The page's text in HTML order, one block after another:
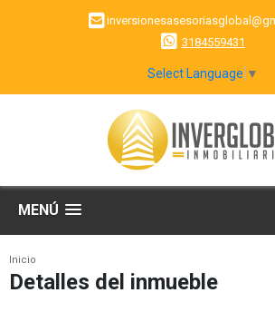
3184559431
Select Language ▼
MENÚ
Inicio
Detalles del inmueble